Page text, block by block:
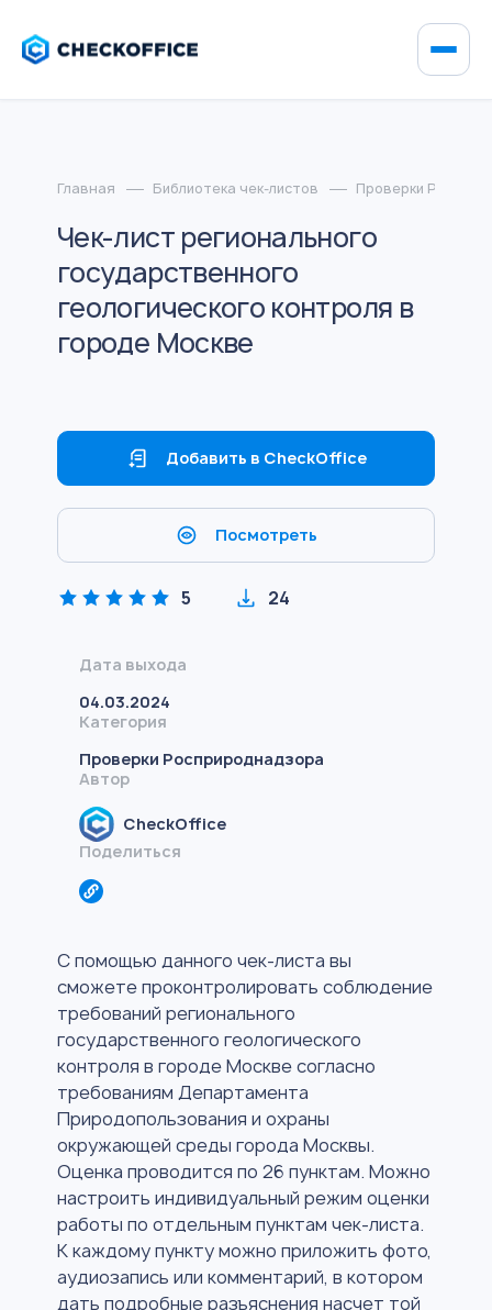
Главная Библиотека чек-листов Проверки
Чек-лист регионального
государственного
геологического контроля в
городе Москве
Добавить в CheckOffice
Посмотреть
5 24
Дата выхода
04.03.2024
Категория
Проверки Росприроднадзора
Автор
CheckOffice
Поделиться
С помощью данного чек-листа вы
сможете проконтролировать соблюдение
требований регионального
государственного геологического
контроля в городе Москве согласно
требованиям Департамента
Природопользования и охраны
окружающей среды города Москвы.
Оценка проводится по 26 пунктам. Можно
настроить индивидуальный режим оценки
работы по отдельным пунктам чек-листа.
К каждому пункту можно приложить фото,
аудиозапись или комментарий, в котором
дать подробные разъяснения насчет той